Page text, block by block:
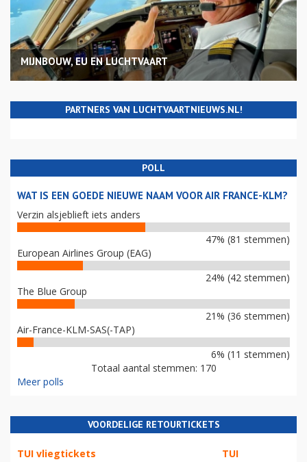
MIJNBOUW, EU EN LUCHTVAART
PARTNERS VAN LUCHTVAARTNIEUWS.NL!
POLL
WAT IS EEN GOEDE NIEUWE NAAM VOOR AIR FRANCE-KLM?
Verzin alsjeblieft iets anders
47% (81 stemmen)
European Airlines Group (EAG)
24% (42 stemmen)
The Blue Group
21% (36 stemmen)
Air-France-KLM-SAS(-TAP)
6% (11 stemmen)
Totaal aantal stemmen: 170
Meer polls
VOORDELIGE RETOURTICKETS
TUI vliegtickets TUI